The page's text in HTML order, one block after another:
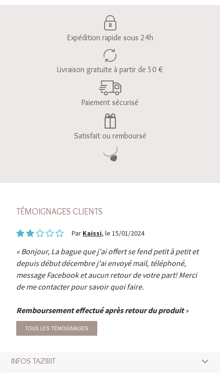
Expédition rapide sous 24h
Livraison gratuite à partir de 50 €
Paiement sécurisé
Satisfait ou remboursé
TÉMOIGNAGES CLIENTS
Par Kaissi, le 15/01/2024
Bonjour, La bague que j'ai offert se fend petit à petit et
depuis début décembre j'ai envoyé mail, téléphoné,
message Facebook et aucun retour de votre part! Merci
de me contacter pour savoir quoi faire.
Remboursement effectué après retour du produit
TOUS LES TÉMOIGNAGES
INFOS TAZIRIT